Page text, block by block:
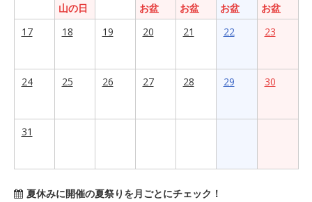
山の日
お盆
お盆
お盆
お盆
17
18 19 20 21 22 23
24 25 26 27 28 29 30
31
夏休みに開催の夏祭りを月ごとにチェック！